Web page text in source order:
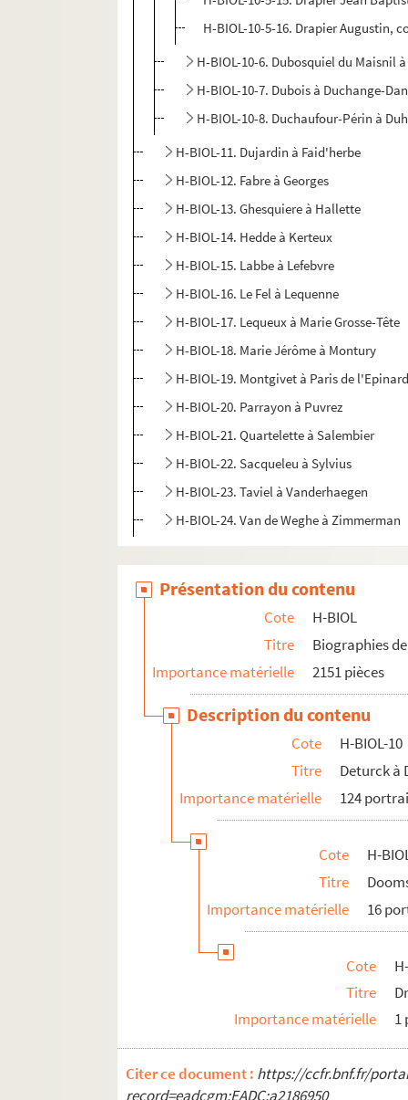
H-BIOL-10-5-16. Drapier Augustin,
H-BIOL-10-6. Dubosquiel du Maisnil
H-BIOL-10-7. Dubois à Duchange-
H-BIOL-10-8. Duchaufour-Périn à
H-BIOL-11. Dujardin à Faid'herbe
H-BIOL-12. Fabre à Georges
H-BIOL-13. Ghesquiere à Hallette
H-BIOL-14. Hedde à Kerteux
H-BIOL-15. Labbe à Lefebvre
H-BIOL-16. Le Fel à Lequenne
H-BIOL-17. Lequeux à Marie Grosse-Tête
H-BIOL-18. Marie Jérôme à Montury
H-BIOL-19. Montgivet à Paris de
H-BIOL-20. Parrayon à Puvrez
H-BIOL-21. Quartelette à Salembier
H-BIOL-22. Sacqueleu à Sylvius
H-BIOL-23. Taviel à Vanderhaegen
H-BIOL-24. Van de Weghe à Zimmerman
Présentation du contenu
Cote
H-BIOL
Titre
Biographies
Importance matérielle
2151 pièces
Description du contenu
Cote
H-BIOL-10
Titre
Deturck à
Importance matérielle
124
Cote
H-
Titre
Importance matérielle
16
Cote
Titre
Importance matérielle
1
Citer ce document : https://ccfr.bnf.fr/
record=eadcgm:EADC:a2186950